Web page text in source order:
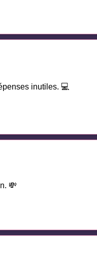
inutiles. 💻
💸